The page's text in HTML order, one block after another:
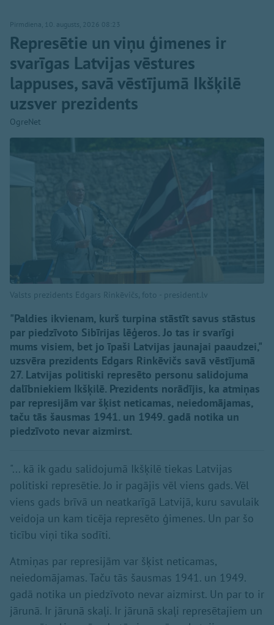
Pirmdiena, 10. augusts, 2026 08:23
Represētie un viņu ģimenes ir
svarīgas Latvijas vēstures
lappuses, savā vēstījumā Ikšķilē
uzsver prezidents
OgreNet
Valsts prezidents Edgars Rinkēvičs, foto - president.lv
"Paldies ikvienam, kurš turpina stāstīt savus stāstus
par piedzīvoto Sibīrijas lēģeros. Jo tas ir svarīgi
mums visiem, bet jo īpaši Latvijas jaunajai paaudzei,"
uzsvēra prezidents Edgars Rinkēvičs savā vēstījumā
27. Latvijas politiski represēto personu salidojuma
dalībniekiem Ikšķilē. Prezidents norādījis, ka atmiņas
par represijām var šķist neticamas, neiedomājamas,
taču tās šausmas 1941. un 1949. gadā notika un
piedzīvoto nevar aizmirst.
"... kā ik gadu salidojumā Ikšķilē tiekas Latvijas
politiski represētie. Jo ir pagājis vēl viens gads. Vēl
viens gads brīvā un neatkarīgā Latvijā, kuru savulaik
veidoja un kam ticēja represēto ģimenes. Un par šo
ticību viņi tika sodīti.
Atmiņas par represijām var šķist neticamas,
neiedomājamas. Taču tās šausmas 1941. un 1949.
gadā notika un piedzīvoto nevar aizmirst. Un par to ir
jārunā. Ir jārunā skaļi. Ir jārunā skaļi represētajiem un